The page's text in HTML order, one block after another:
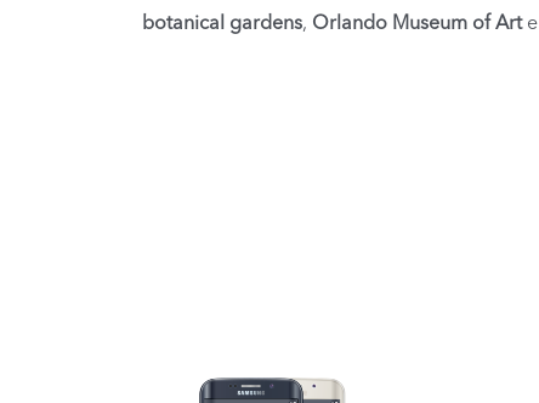
botanical gardens, Orlando Museum of Arte